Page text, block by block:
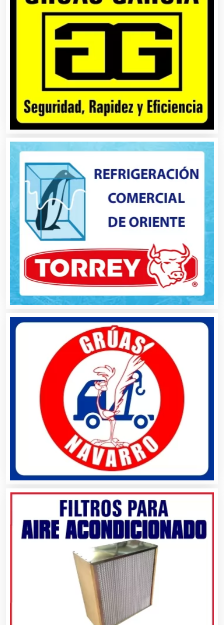
Alquiler de Sillas y Mesas
Alquiler de Trajes de Etiqueta
Alta Costura
Aluminio
Ambulancias
Análisis Clínicos
Análisis de Aguas
Animadores de Eventos
Aparatos y Equipos Eléctricos
Artes Gráficas
Artesanías
Artículos de Oficina
Artículos de Piel
Artículos Deportivos
Artículos Importados
Artículos para el Hogar
Artículos para Regalos
Artículos Personales